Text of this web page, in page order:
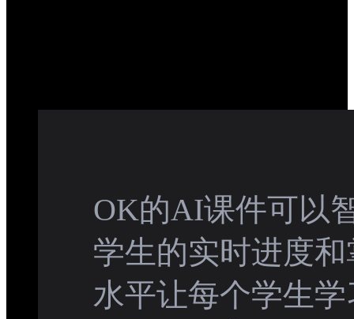
OK的AI课件可以
学生的实时进度
水平让每个学生